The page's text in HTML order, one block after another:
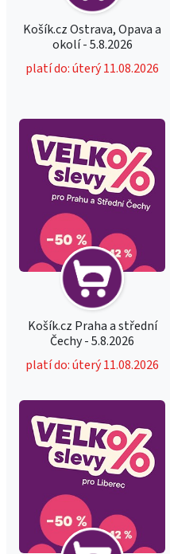
Košík.cz Ostrava, Opava a
okolí - 5.8.2026
platí do: úterý 11.08.2026
Košík.cz Praha a střední
Čechy - 5.8.2026
platí do: úterý 11.08.2026